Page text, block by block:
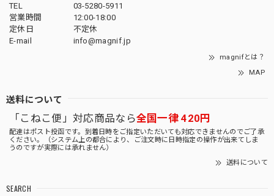
TEL
03-5280-5911
営業時間
12:00-18:00
定休日
不定休
E-mail
info@magnif.jp
magnifとは？
MAP
送料について
「こねこ便」対応商品なら全国一律 420円
配達はポスト投函です。到着日時をご指定いただいても対応できませんのでご了承
ください。（システム上の都合により、ご注文時に日時指定の操作が出来てしま
うのですが実際には承れません）
送料について
SEARCH